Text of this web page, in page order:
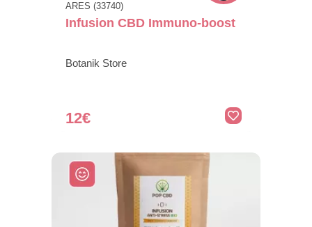
ARES (33740)
Infusion CBD Immuno-boost
Botanik Store
12€